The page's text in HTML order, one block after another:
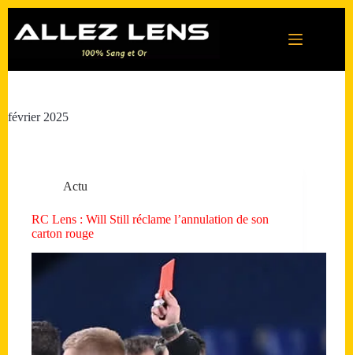
contenu
février 2025
Actu
RC Lens : Will Still réclame l’annulation de son
carton rouge